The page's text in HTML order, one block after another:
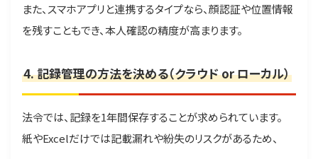
また、スマホアプリと連携するタイプなら、顔認証や位置情報
を残すこともでき、本人確認の精度が高まります。
4. 記録管理の方法を決める（クラウド or ローカル）
法令では、記録を1年間保存することが求められています。
紙やExcelだけでは記載漏れや紛失のリスクがあるため、